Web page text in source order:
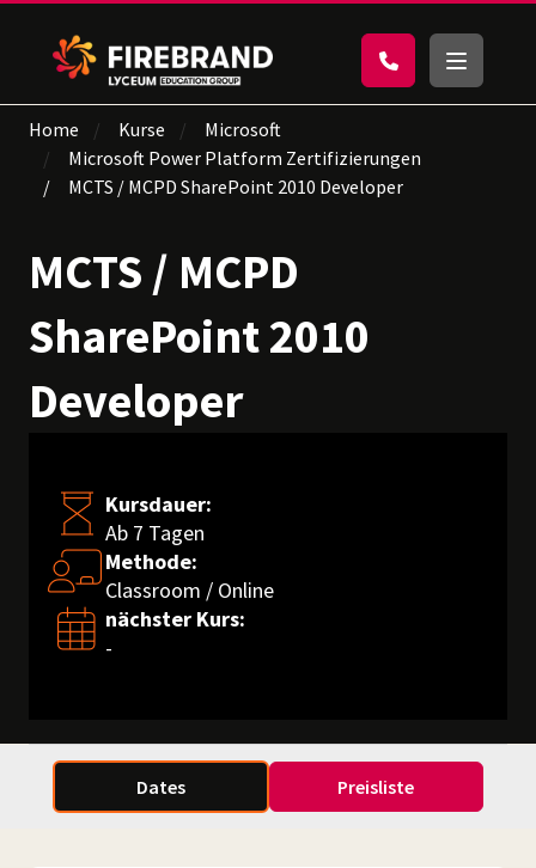
Home Kurse
Microsoft
Microsoft Power Platform Zertifizierungen
MCTS / MCPD SharePoint 2010 Developer
MCTS / MCPD
SharePoint 2010
Developer
Kursdauer:
Ab 7 Tagen
Methode:
Classroom / Online
nächster Kurs:
-
Dates Preisliste